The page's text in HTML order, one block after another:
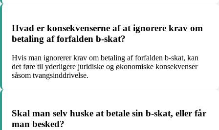
Hvad er konsekvenserne af at ignorere krav om
betaling af forfalden b-skat?
Hvis man ignorerer krav om betaling af forfalden b-skat, kan
det føre til yderligere juridiske og økonomiske konsekvenser
såsom tvangsinddrivelse.
Skal man selv huske at betale sin b-skat, eller får
man besked?